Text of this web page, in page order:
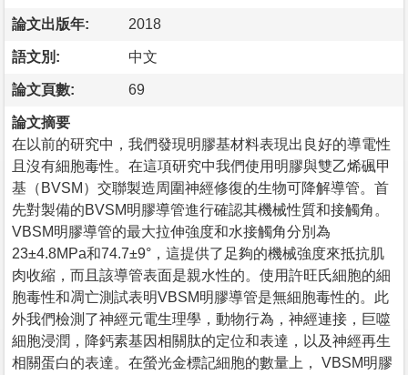
論文出版年: 2018
語文別: 中文
論文頁數: 69
論文摘要
在以前的研究中，我們發現明膠基材料表現出良好的導電性
且沒有細胞毒性。在這項研究中我們使用明膠與雙乙烯碸甲
基（BVSM）交聯製造周圍神經修復的生物可降解導管。首
先對製備的BVSM明膠導管進行確認其機械性質和接觸角。
VBSM明膠導管的最大拉伸強度和水接觸角分別為
23±4.8MPa和74.7±9°，這提供了足夠的機械強度來抵抗肌
肉收縮，而且該導管表面是親水性的。使用許旺氏細胞的細
胞毒性和凋亡測試表明VBSM明膠導管是無細胞毒性的。此
外我們檢測了神經元電生理學，動物行為，神經連接，巨噬
細胞浸潤，降鈣素基因相關肽的定位和表達，以及神經再生
相關蛋白的表達。在螢光金標記細胞的數量上， VBSM明膠